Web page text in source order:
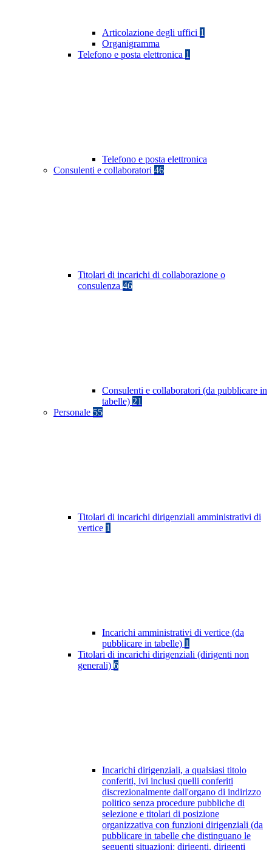
Articolazione degli uffici 1
Organigramma
Telefono e posta elettronica 1
Telefono e posta elettronica
Consulenti e collaboratori 46
Titolari di incarichi di collaborazione o
consulenza 46
Consulenti e collaboratori (da pubblicare in
tabelle) 21
Personale 55
Titolari di incarichi dirigenziali amministrativi di
vertice 1
Incarichi amministrativi di vertice (da
pubblicare in tabelle) 1
Titolari di incarichi dirigenziali (dirigenti non
generali) 6
Incarichi dirigenziali, a qualsiasi titolo
conferiti, ivi inclusi quelli conferiti
discrezionalmente dall'organo di indirizzo
politico senza procedure pubbliche di
selezione e titolari di posizione
organizzativa con funzioni dirigenziali (da
pubblicare in tabelle che distinguano le
seguenti situazioni: dirigenti, dirigenti